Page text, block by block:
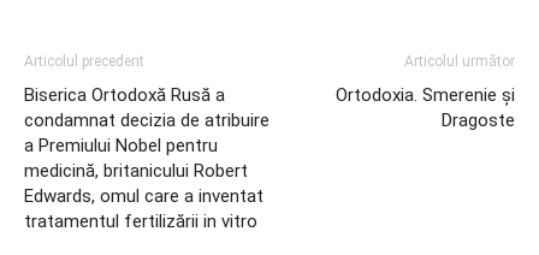
Articolul precedent
Biserica Ortodoxă Rusă a
condamnat decizia de atribuire
a Premiului Nobel pentru
medicină, britanicului Robert
Edwards, omul care a inventat
tratamentul fertilizării in vitro
Articolul următor
Ortodoxia. Smerenie și
Dragoste